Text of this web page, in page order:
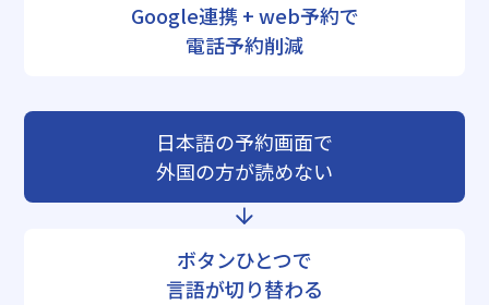
Google連携 + web予約で
電話予約削減
日本語の予約画面で
外国の方が読めない
ボタンひとつで
言語が切り替わる